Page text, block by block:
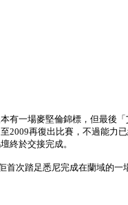
有一場麥堅倫錦標，但最後
2009再復出比賽，不過能力
終於交接完成。
首次踏足悉尼完成在蘭域的一